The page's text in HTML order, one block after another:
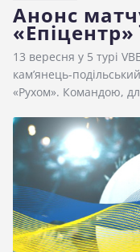
Анонс
«Епіцентр»
13 вересня у 5 турі
кам’янець-
«Рухом». Командою,